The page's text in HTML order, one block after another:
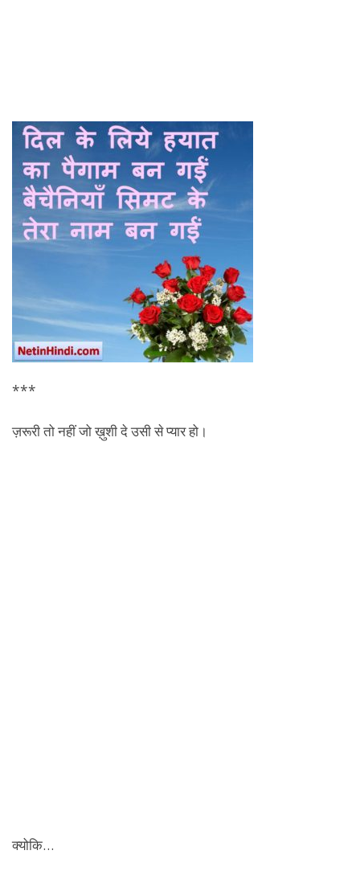
***
ज़रूरी तो नहीं जो ख़ुशी दे उसी से प्यार हो।
क्योकि…